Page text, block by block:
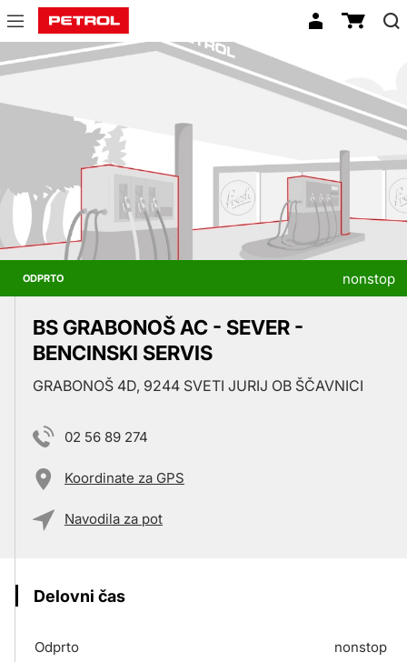
Prodajna
mesta
ODPRTO nonstop
BS GRABONOŠ AC - SEVER -
BENCINSKI SERVIS
GRABONOŠ 4D, 9244 SVETI JURIJ OB ŠČAVNICI
02 56 89 274
Koordinate za GPS
Navodila za pot
Delovni čas
Odprto nonstop